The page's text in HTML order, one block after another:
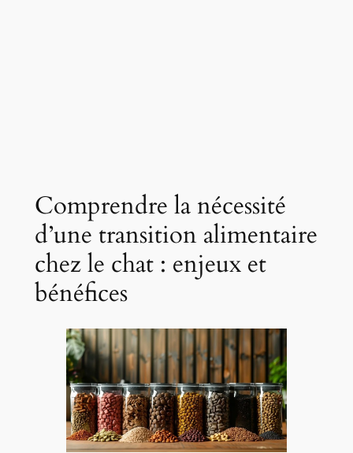
Comprendre la nécessité
d’une transition alimentaire
chez le chat : enjeux et
bénéfices